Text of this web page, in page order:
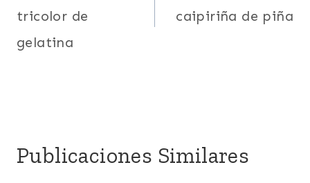
entradas
tricolor de
gelatina
caipiriña de piña
Publicaciones Similares